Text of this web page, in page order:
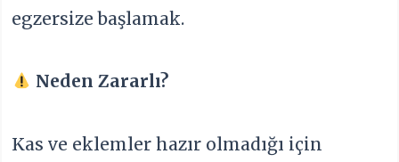
egzersize başlamak.
Neden Zararlı?
Kas ve eklemler hazır olmadığı için